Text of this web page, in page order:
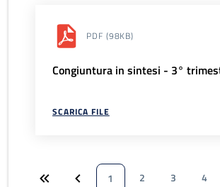
PDF (98KB)
Congiuntura in sintesi - 3°
SCARICA FILE
1 2 3 4